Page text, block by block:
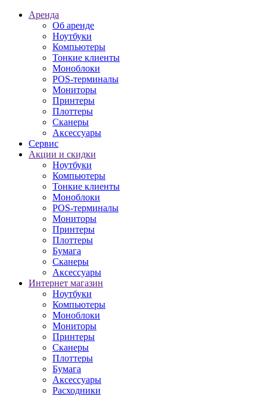
Аренда
Об аренде
Ноутбуки
Компьютеры
Тонкие клиенты
Моноблоки
POS-терминалы
Мониторы
Принтеры
Плоттеры
Сканеры
Аксессуары
Сервис
Акции и скидки
Ноутбуки
Компьютеры
Тонкие клиенты
Моноблоки
POS-терминалы
Мониторы
Принтеры
Плоттеры
Бумага
Сканеры
Аксессуары
Интернет магазин
Ноутбуки
Компьютеры
Моноблоки
Мониторы
Принтеры
Сканеры
Плоттеры
Бумага
Аксессуары
Расходники